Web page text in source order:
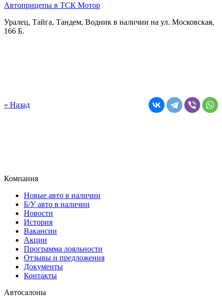
Автоприцепы в ТСК Мотор
Уралец, Тайга, Тандем, Водник в наличии на ул. Московская,
166 Б.
« Назад
Компания
Новые авто в наличии
Б/У авто в наличии
Новости
История
Вакансии
Акции
Программа лояльности
Отзывы и предложения
Документы
Контакты
Автосалоны